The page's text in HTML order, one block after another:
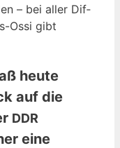
– bei aller Dif­
Ossi gibt
heute
auf die
DDR
eine